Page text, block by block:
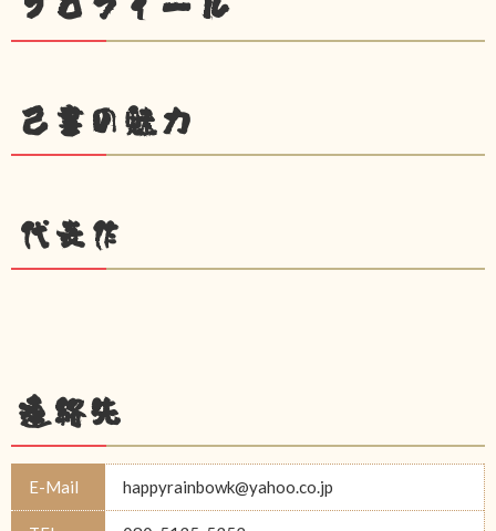
プロフィール
己書の魅力
代表作
連絡先
E-Mail happyrainbowk@yahoo.co.jp